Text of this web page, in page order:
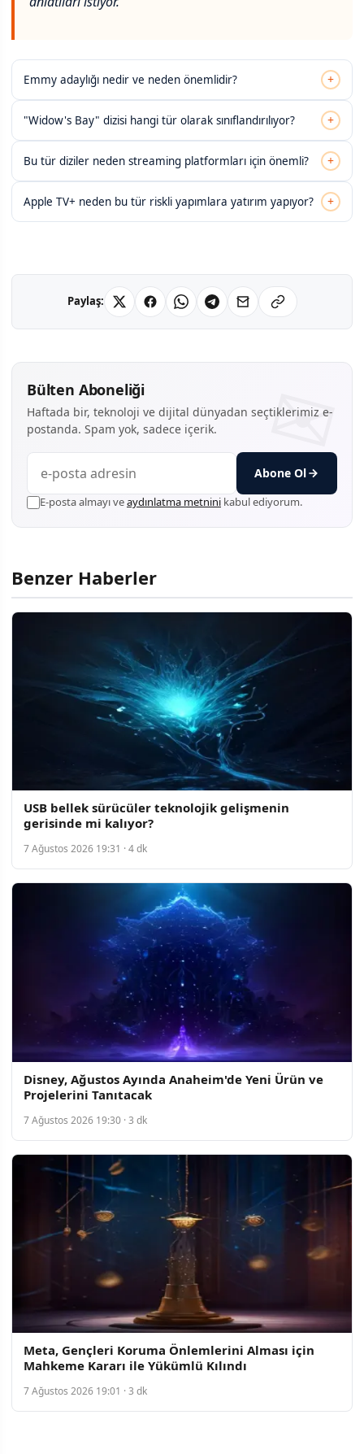
Emmy adaylığı nedir ve neden önemlidir? +
"Widow's Bay" dizisi hangi tür olarak sınıflandırılıyor? +
Bu tür diziler neden streaming platformları için önemli? +
Apple TV+ neden bu tür riskli yapımlara yatırım yapıyor? +
Paylaş:
Bülten Aboneliği
Haftada bir, teknoloji ve dijital dünyadan seçtiklerimiz e-
postanda. Spam yok, sadece içerik.
Abone Ol
E-posta almayı veaydınlatma metnini kabul ediyorum.
Benzer Haberler
USB bellek sürücüler teknolojik gelişmenin
gerisinde mi kalıyor?
7 Ağustos 2026 19:31 · 4 dk
Disney, Ağustos Ayında Anaheim'de Yeni Ürün ve
Projelerini Tanıtacak
7 Ağustos 2026 19:30 · 3 dk
Meta, Gençleri Koruma Önlemlerini Alması için
Mahkeme Kararı ile Yükümlü Kılındı
7 Ağustos 2026 19:01 · 3 dk